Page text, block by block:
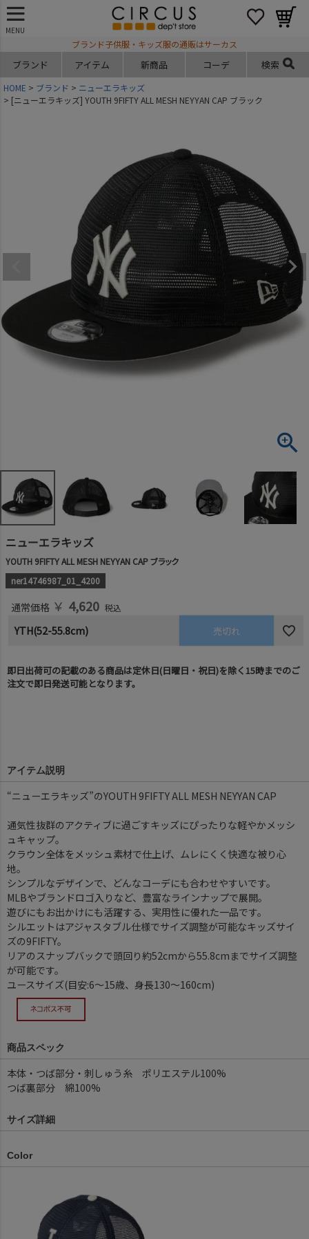
MENU
ブランド子供服・キッズ服の通販はサーカス
ブランド アイテム 新商品 コーデ 検索
HOME ブランド
ニューエラキッズ
[ニューエラキッズ] YOUTH 9FIFTY ALL MESH NEYYAN CAP ブラック
ニューエラキッズ
YOUTH 9FIFTY ALL MESH NEYYAN CAP ブラック
ner14746987_01_4200
通常価格 ￥ 4,620 税込
YTH(52-55.8cm) 売切れ
即日出荷可の記載のある商品は定休日(日曜日・祝日)を除く15時までのご
注文で即日発送可能となります。
アイテム説明
“ニューエラキッズ”のYOUTH 9FIFTY ALL MESH NEYYAN CAP
通気性抜群のアクティブに過ごすキッズにぴったりな軽やかメッシ
ュキャップ。
クラウン全体をメッシュ素材で仕上げ、ムレにくく快適な被り心
地。
シンプルなデザインで、どんなコーデにも合わせやすいです。
MLBやブランドロゴ入りなど、豊富なラインナップで展開。
遊びにもお出かけにも活躍する、実用性に優れた一品です。
シルエットはアジャスタブル仕様でサイズ調整が可能なキッズサイ
ズの9FIFTY。
リアのスナップバックで頭回り約52cmから55.8cmまでサイズ調整
が可能です。
ユースサイズ(目安:6～15歳、身長130～160cm)
商品スペック
本体・つば部分・刺しゅう糸 ポリエステル100%
つば裏部分 綿100%
サイズ詳細
Color